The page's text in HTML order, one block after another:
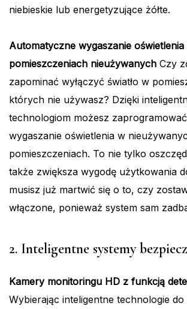
niebieskie lub energetyzujące żółte.
Automatyczne wygaszanie oświetlenia
pomieszczeniach nieużywanych Czy
zapominać wyłączyć światło w
których nie używasz? Dzięki
technologiom możesz
wygaszanie oświetlenia w
pomieszczeniach. To nie tylko
także zwiększa wygodę użytkowania
musisz już martwić się o to, czy
włączone, ponieważ system sam
2. Inteligentne systemy
Kamery monitoringu HD z funkcją
Wybierając inteligentne technologie do